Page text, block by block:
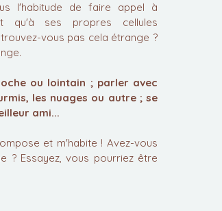
l'habitude de faire appel à
qu'à ses propres cellules
vous pas cela étrange ?
ou lointain ; parler avec
les nuages ou autre ; se
ami...
et m'habite ! Avez-vous
? Essayez, vous pourriez être